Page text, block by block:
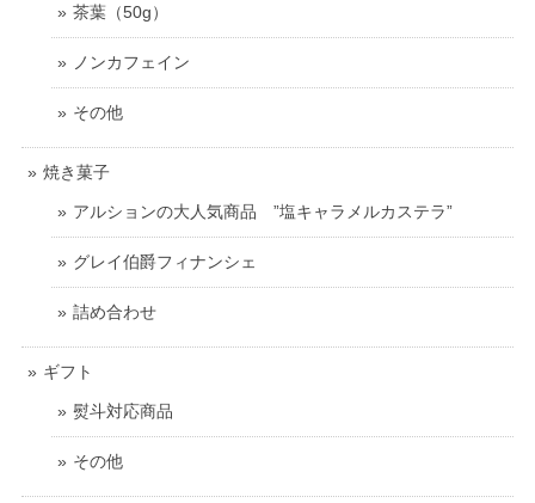
茶葉（50g）
ノンカフェイン
その他
焼き菓子
アルションの大人気商品 ”塩キャラメルカステラ”
グレイ伯爵フィナンシェ
詰め合わせ
ギフト
熨斗対応商品
その他